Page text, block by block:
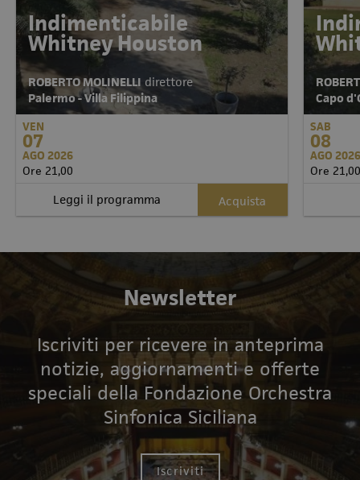
Indimenticabile
Whitney Houston
ROBERTO MOLINELLI direttore
Palermo - Villa Filippina
VEN
07
AGO 2026
Ore 21,00
Leggi il programma Acquista
Capo
SAB
08
AGO
Ore
Newsletter
Iscriviti per ricevere in anteprima
notizie, aggiornamenti e offerte
speciali della Fondazione Orchestra
Sinfonica Siciliana
Iscriviti